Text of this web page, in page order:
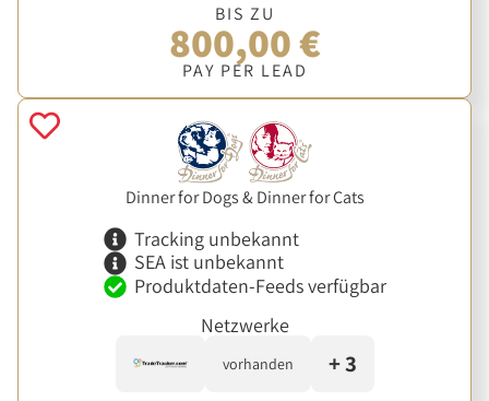
BIS ZU
800,00 €
PAY PER LEAD
Dinner for Dogs & Dinner for Cats
Tracking unbekannt
SEA ist unbekannt
Produktdaten-Feeds verfügbar
Netzwerke
vorhanden + 3